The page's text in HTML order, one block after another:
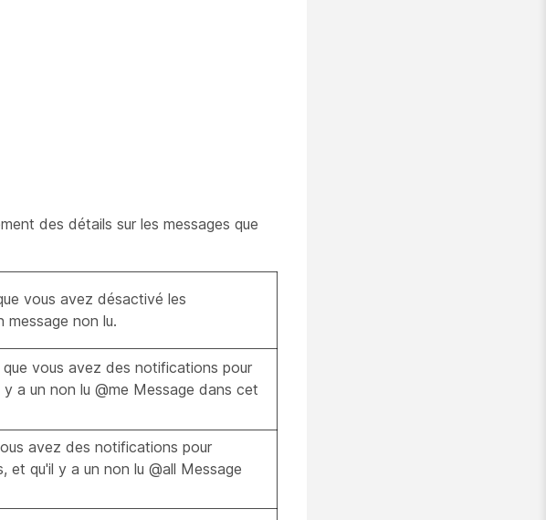
des détails sur les messages que
vous avez désactivé les
non lu.
que vous avez des notifications pour
y a un non lu @me Message dans cet
avez des notifications pour
et qu'il y a un non lu @all Message